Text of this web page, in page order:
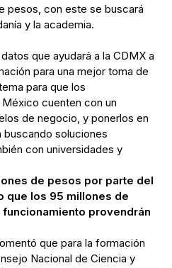
pesos, con este se buscará
y la academia.
que ayudará a la CDMX a
para una mejor toma de
para que los
cuenten con un
de negocio, y ponerlos en
soluciones
con universidades y
de pesos por parte del
que los 95 millones de
provendrán
que para la formación
Nacional de Ciencia y